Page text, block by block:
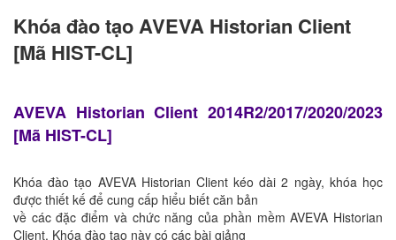
Khóa đào tạo AVEVA Historian Client
[Mã HIST-CL]
AVEVA Historian Client 2014R2/2017/2020/2023
[Mã HIST-CL]
Khóa đào tạo AVEVA Historian Client kéo dài 2 ngày, khóa học
được thiết kế để cung cấp hiểu biết căn bản
về các đặc điểm và chức năng của phần mềm AVEVA Historian
Client. Khóa đào tạo này có các bài giảng